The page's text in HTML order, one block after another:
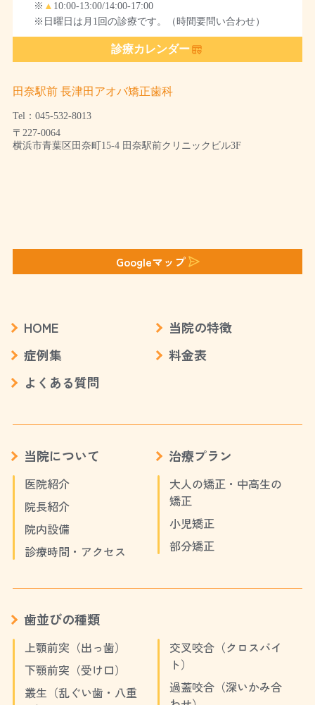
※ ▲ 10:00-13:00/14:00-17:00
※日曜日は月1回の診療です。（時間要問い合わせ）
診療カレンダー
田奈駅前 長津田アオバ矯正歯科
Tel：045-532-8013
〒227-0064
横浜市青葉区田奈町15-4 田奈駅前クリニックビル3F
Googleマップ
HOME
当院の特徴
症例集
料金表
よくある質問
当院について
医院紹介
院長紹介
院内設備
診療時間・アクセス
治療プラン
大人の矯正・中高生の
矯正
小児矯正
部分矯正
歯並びの種類
上顎前突（出っ歯）
下顎前突（受け口）
叢生（乱ぐい歯・八重
交叉咬合（クロスバイ
ト）
過蓋咬合（深いかみ合